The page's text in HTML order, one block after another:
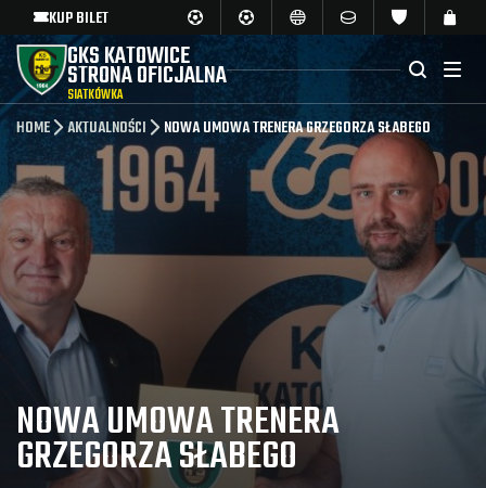
KUP BILET
GKS KATOWICE
STRONA OFICJALNA
SIATKÓWKA
HOME AKTUALNOŚCI NOWA UMOWA TRENERA GRZEGORZA SŁABEGO
NOWA UMOWA TRENERA
GRZEGORZA SŁABEGO